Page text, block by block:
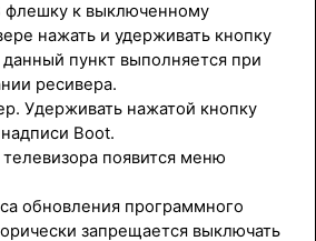
флешку к выключенному
нажать и удерживать кнопку
пункт выполняется при
ресивера.
Удерживать нажатой кнопку
Boot.
появится меню
обновления программного
запрещается выключать